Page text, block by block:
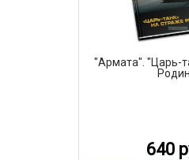
"Армата". "Царь-
640